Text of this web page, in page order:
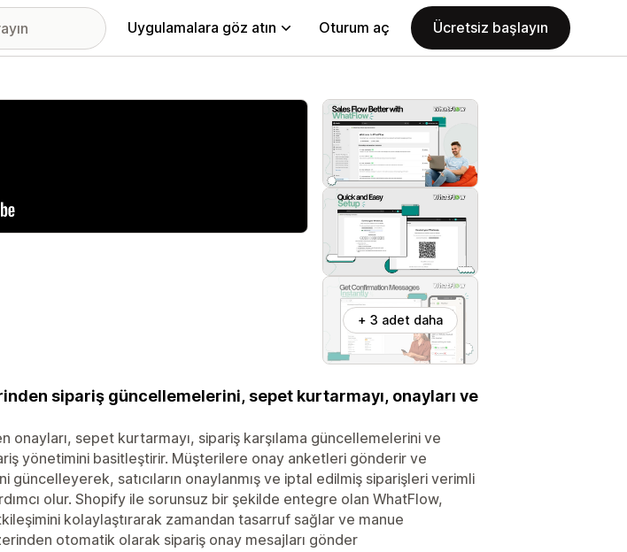
Uygulamalara göz atın Oturum aç Ücretsiz başlayın
+ 3 adet daha
sipariş güncellemelerini, sepet kurtarmayı, onayları ve
onayları, sepet kurtarmayı, sipariş karşılama güncellemelerini ve
yönetimini basitleştirir. Müşterilere onay anketleri gönderir ve
güncelleyerek, satıcıların onaylanmış ve iptal edilmiş siparişleri verimli
olur. Shopify ile sorunsuz bir şekilde entegre olan WhatFlow,
kolaylaştırarak zamandan tasarruf sağlar ve manue
otomatik olarak sipariş onay mesajları gönder